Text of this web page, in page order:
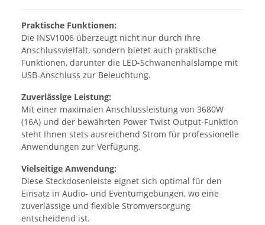
Praktische Funktionen:
Die INSV1006 überzeugt nicht nur durch ihre
Anschlussvielfalt, sondern bietet auch praktische
Funktionen, darunter die LED-Schwanenhalslampe mit
USB-Anschluss zur Beleuchtung.
Zuverlässige Leistung:
Mit einer maximalen Anschlussleistung von 3680W
(16A) und der bewährten Power Twist Output-Funktion
steht Ihnen stets ausreichend Strom für professionelle
Anwendungen zur Verfügung.
Vielseitige Anwendung:
Diese Steckdosenleiste eignet sich optimal für den
Einsatz in Audio- und Eventumgebungen, wo eine
zuverlässige und flexible Stromversorgung
entscheidend ist.